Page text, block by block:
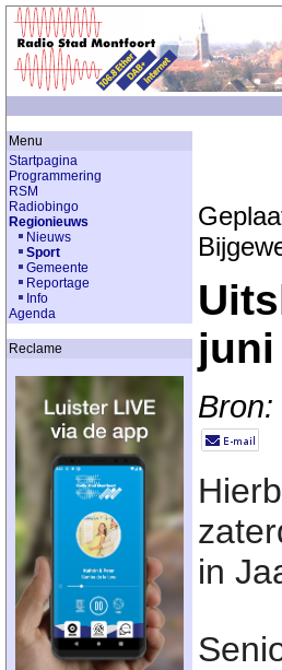
Menu
Startpagina
Programmering
RSM
Radiobingo
Regionieuws
Nieuws
Sport
Gemeente
Reportage
Info
Agenda
Reclame
juni
in